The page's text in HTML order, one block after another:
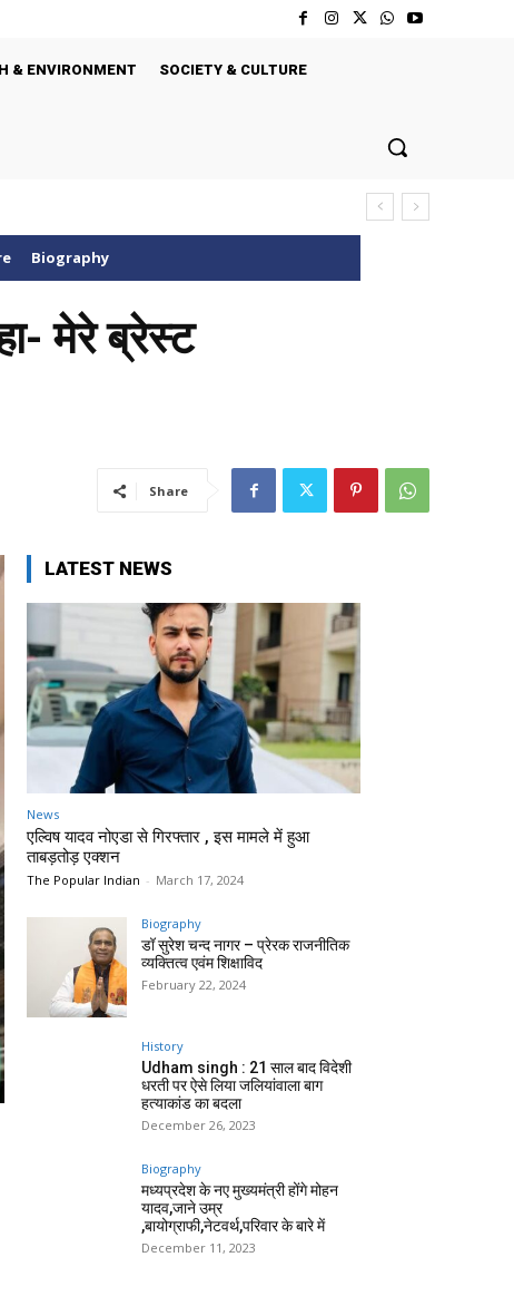
& ENVIRONMENT
SOCIETY & CULTURE
Biography
मेरे ब्रेस्ट
Share
LATEST NEWS
News
एल्विष यादव नोएडा से गिरफ्तार , इस मामले में हुआ
ताबड़तोड़ एक्शन
The Popular Indian - March 17, 2024
Biography
डॉ सुरेश चन्द नागर – प्रेरक राजनीतिक
व्यक्तित्व एवंम शिक्षाविद
February 22, 2024
History
Udham singh : 21 साल बाद विदेशी
धरती पर ऐसे लिया जलियांवाला बाग
हत्याकांड का बदला
December 26, 2023
Biography
मध्यप्रदेश के नए मुख्यमंत्री होंगे मोहन
यादव,जाने उम्र
,बायोग्राफी,नेटवर्थ,परिवार के बारे में
December 11, 2023